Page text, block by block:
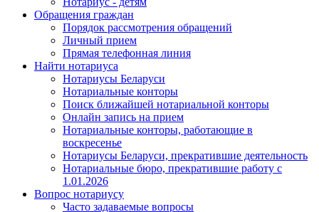
Обращения граждан
Порядок рассмотрения обращений
Личный прием
Прямая телефонная линия
Найти нотариуса
Нотариусы Беларуси
Нотариальные конторы
Поиск ближайшей нотариальной конторы
Онлайн запись на прием
Нотариальные конторы, работающие в
воскресенье
Нотариусы Беларуси, прекратившие деятельность
Нотариальные бюро, прекратившие работу с
1.01.2026
Вопрос нотариусу
Часто задаваемые вопросы